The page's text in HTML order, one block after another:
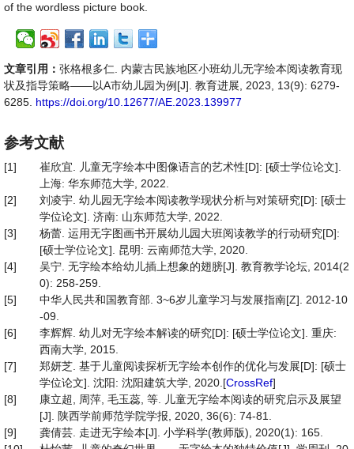
of the wordless picture book.
文章引用： 张格根多仁. 内蒙古民族地区小班幼儿无字绘本阅读教育现
状及指导策略——以A市幼儿园为例[J]. 教育进展, 2023, 13(9): 6279-
6285. https://doi.org/10.12677/AE.2023.139977
参考文献
[1]
崔欣宜. 儿童无字绘本中图像语言的艺术性[D]: [硕士学位论文].
上海: 华东师范大学, 2022.
[2]
刘凌宇. 幼儿园无字绘本阅读教学现状分析与对策研究[D]: [硕士
学位论文]. 济南: 山东师范大学, 2022.
[3]
杨蕾. 运用无字图画书开展幼儿园大班阅读教学的行动研究[D]:
[硕士学位论文]. 昆明: 云南师范大学, 2020.
[4]
吴宁. 无字绘本给幼儿插上想象的翅膀[J]. 教育教学论坛, 2014(2
0): 258-259.
[5]
中华人民共和国教育部. 3~6岁儿童学习与发展指南[Z]. 2012-10
-09.
[6]
李辉辉. 幼儿对无字绘本解读的研究[D]: [硕士学位论文]. 重庆:
西南大学, 2015.
[7]
郑妍芝. 基于儿童阅读探析无字绘本创作的优化与发展[D]: [硕士
学位论文]. 沈阳: 沈阳建筑大学, 2020.[CrossRef]
[8]
康立超, 周萍, 毛玉蕊, 等. 儿童无字绘本阅读的研究启示及展望
[J]. 陕西学前师范学院学报, 2020, 36(6): 74-81.
[9]
龚倩芸. 走进无字绘本[J]. 小学科学(教师版), 2020(1): 165.